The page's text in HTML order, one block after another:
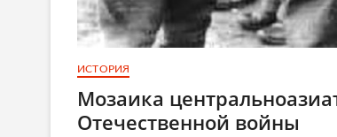
ИСТОРИЯ
Мозаика
Отечественной войны